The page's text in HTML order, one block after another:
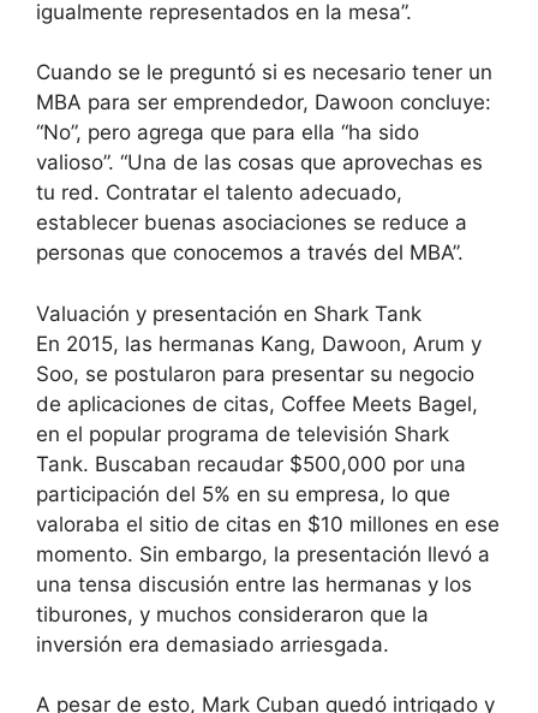
igualmente representados en la mesa”.
Cuando se le preguntó si es necesario tener un
MBA para ser emprendedor, Dawoon concluye:
“No”, pero agrega que para ella “ha sido
valioso”. “Una de las cosas que aprovechas es
tu red. Contratar el talento adecuado,
establecer buenas asociaciones se reduce a
personas que conocemos a través del MBA”.
Valuación y presentación en Shark Tank
En 2015, las hermanas Kang, Dawoon, Arum y
Soo, se postularon para presentar su negocio
de aplicaciones de citas, Coffee Meets Bagel,
en el popular programa de televisión Shark
Tank. Buscaban recaudar $500,000 por una
participación del 5% en su empresa, lo que
valoraba el sitio de citas en $10 millones en ese
momento. Sin embargo, la presentación llevó a
una tensa discusión entre las hermanas y los
tiburones, y muchos consideraron que la
inversión era demasiado arriesgada.
A pesar de esto, Mark Cuban quedó intrigado y